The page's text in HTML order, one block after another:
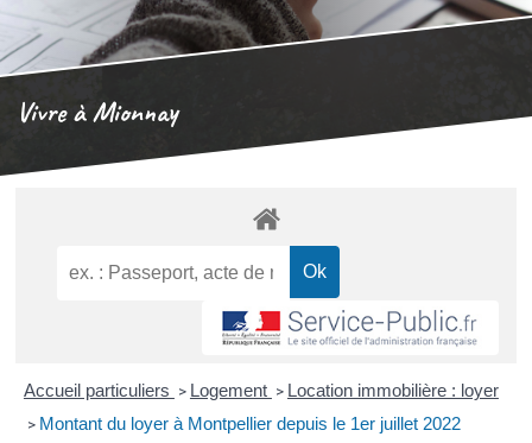
Vivre à Mionnay
Accueil particuliers > Logement > Location immobilière : loyer
> Montant du loyer à Montpellier depuis le 1er juillet 2022